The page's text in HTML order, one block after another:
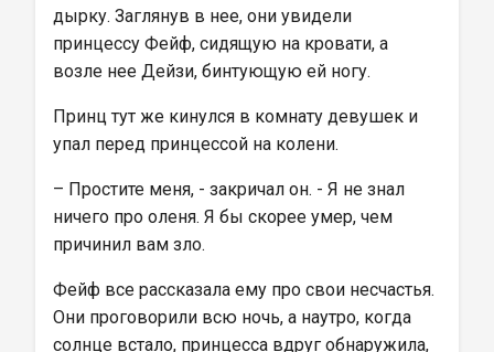
дырку. Заглянув в нее, они увидели
принцессу Фейф, сидящую на кровати, а
возле нее Дейзи, бинтующую ей ногу.
Принц тут же кинулся в комнату девушек и
упал перед принцессой на колени.
– Простите меня, - закричал он. - Я не знал
ничего про оленя. Я бы скорее умер, чем
причинил вам зло.
Фейф все рассказала ему про свои несчастья.
Они проговорили всю ночь, а наутро, когда
солнце встало, принцесса вдруг обнаружила,